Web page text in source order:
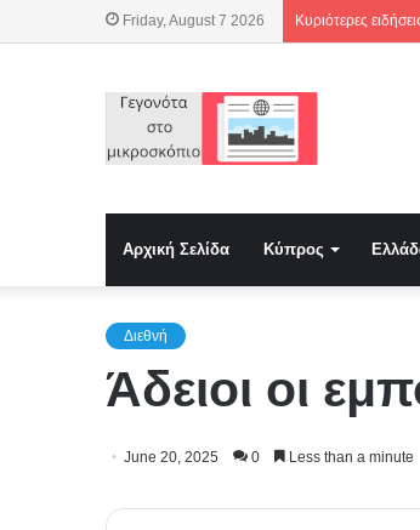
Friday, August 7 2026 Κυριότερες
Αρχική Σελίδα Κύπρος
Διεθνή
Άδειοι οι
June 20, 2025 0 Less than a minute